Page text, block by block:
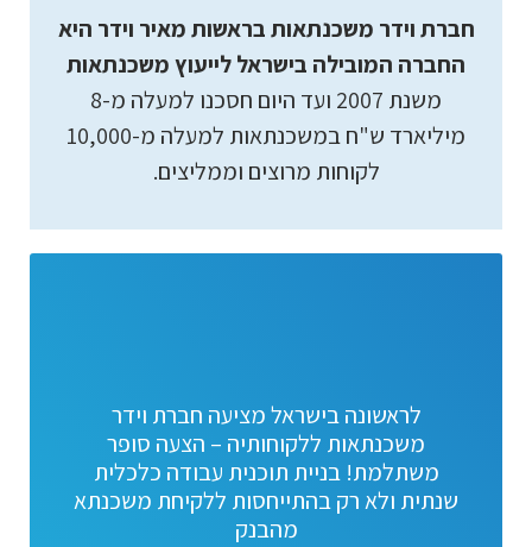
חברת וידר משכנתאות בראשות מאיר וידר היא
החברה המובילה בישראל לייעוץ משכנתאות
משנת 2007 ועד היום חסכנו למעלה מ-8
מיליארד ש"ח במשכנתאות למעלה מ-10,000
לקוחות מרוצים וממליצים.
לראשונה בישראל מציעה חברת וידר
משכנתאות ללקוחותיה – הצעה סופר
משתלמת! בניית תוכנית עבודה כלכלית
שנתית ולא רק בהתייחסות ללקיחת משכנתא
מהבנק